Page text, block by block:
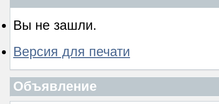
Вы не зашли.
Версия для печати
Объявление